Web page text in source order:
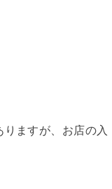
ますが、お店の入